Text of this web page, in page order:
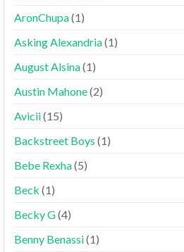
AronChupa(1)
Asking Alexandria(1)
August Alsina(1)
Austin Mahone(2)
Avicii(15)
Backstreet Boys (1)
Bebe Rexha(5)
Beck (1)
Becky G(4)
Benny Benassi(1)